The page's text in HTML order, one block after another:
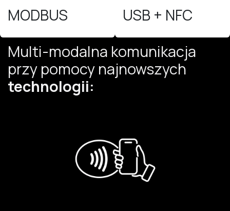
MODBUS ​ USB + NFC
Multi-modalna komunikacja
przy pomocy najnowszych
technologii: